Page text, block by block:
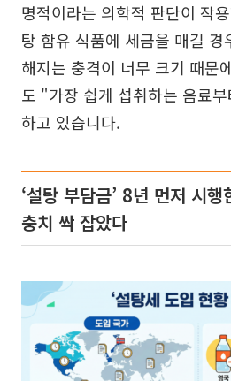
명적이라는 의학적 판단이 작
탕 함유 식품에 세금을 매길
해지는 충격이 너무 크기 때문
도 "가장 쉽게 섭취하는 음료
하고 있습니다.
‘설탕 부담금’ 8년 먼저 시
충치 싹 잡았다